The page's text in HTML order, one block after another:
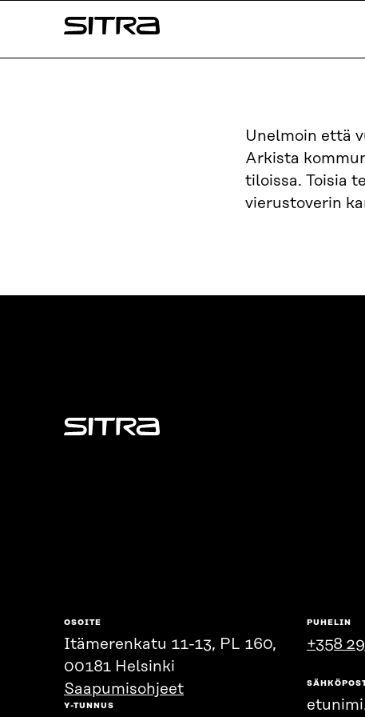
sisältöön
Sitra
Unelmoin että
Arkista
tiloissa. Toisia
vierustoverin
Sitra
OSOITE
Itämerenkatu 11-13, PL 160,
00181 Helsinki
Saapumisohjeet
Y-TUNNUS
PUHELIN
+358